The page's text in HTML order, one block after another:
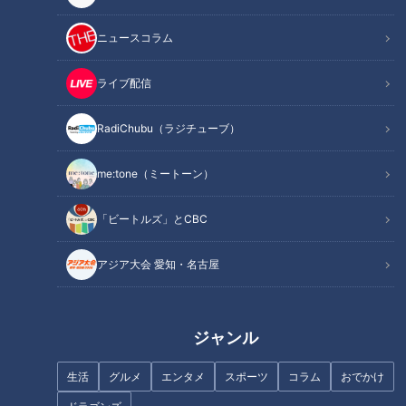
ニュースコラム
ライブ配信
RadiChubu（ラジチューブ）
me:tone（ミートーン）
「ビートルズ」とCBC
アジア大会 愛知・名古屋
ジャンル
生活 グルメ エンタメ スポーツ コラム おでかけ
推しのライブまでに体型を戻したい
「私は産後3ヶ月の2児の母です。先日、ぷよぷよになった私
のお腹を見た夫が笑いました」（Aさん）
一瞬「うるせーぶっ飛ばすぞ」と思ったものの、ダイエット中
なので夫ではなくステッパーを踏んだというAさん。
朝や夜にストレッチ、こどもが昼寝したら体操、そしてステッ
そんななか、2ヶ月後に推しであるLE SSERAFIMのライブへ初